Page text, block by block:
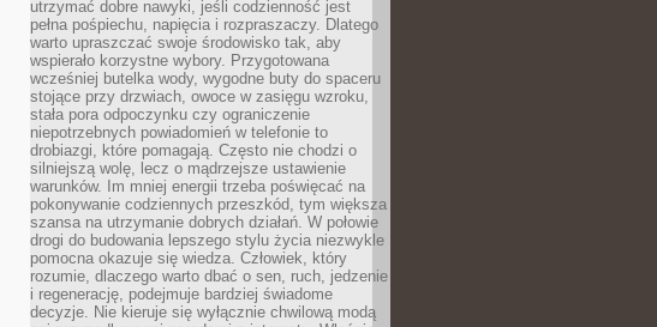
utrzymać dobre nawyki, jeśli codzienność jest
pełna pośpiechu, napięcia i rozpraszaczy. Dlatego
warto upraszczać swoje środowisko tak, aby
wspierało korzystne wybory. Przygotowana
wcześniej butelka wody, wygodne buty do spaceru
stojące przy drzwiach, owoce w zasięgu wzroku,
stała pora odpoczynku czy ograniczenie
niepotrzebnych powiadomień w telefonie to
drobiazgi, które pomagają. Często nie chodzi o
silniejszą wolę, lecz o mądrzejsze ustawienie
warunków. Im mniej energii trzeba poświęcać na
pokonywanie codziennych przeszkód, tym większa
szansa na utrzymanie dobrych działań. W połowie
drogi do budowania lepszego stylu życia niezwykle
pomocna okazuje się wiedza. Człowiek, który
rozumie, dlaczego warto dbać o sen, ruch, jedzenie
i regenerację, podejmuje bardziej świadome
decyzje. Nie kieruje się wyłącznie chwilową modą